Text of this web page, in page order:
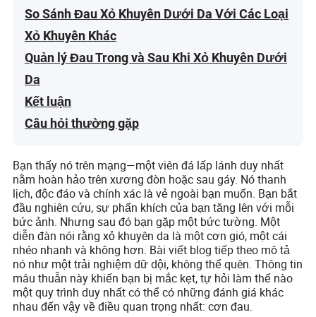
So Sánh Đau Xỏ Khuyên Dưới Da Với Các Loại
Xỏ Khuyên Khác
Quản lý Đau Trong và Sau Khi Xỏ Khuyên Dưới
Da
Kết luận
Câu hỏi thường gặp
Bạn thấy nó trên mạng—một viên đá lấp lánh duy nhất
nằm hoàn hảo trên xương đòn hoặc sau gáy. Nó thanh
lịch, độc đáo và chính xác là vẻ ngoài bạn muốn. Bạn bắt
đầu nghiên cứu, sự phấn khích của bạn tăng lên với mỗi
bức ảnh. Nhưng sau đó bạn gặp một bức tường. Một
diễn đàn nói rằng xỏ khuyên da là một cơn gió, một cái
nhéo nhanh và không hơn. Bài viết blog tiếp theo mô tả
nó như một trải nghiệm dữ dội, không thể quên. Thông tin
mâu thuẫn này khiến bạn bị mắc kẹt, tự hỏi làm thế nào
một quy trình duy nhất có thể có những đánh giá khác
nhau đến vậy về điều quan trọng nhất: cơn đau.